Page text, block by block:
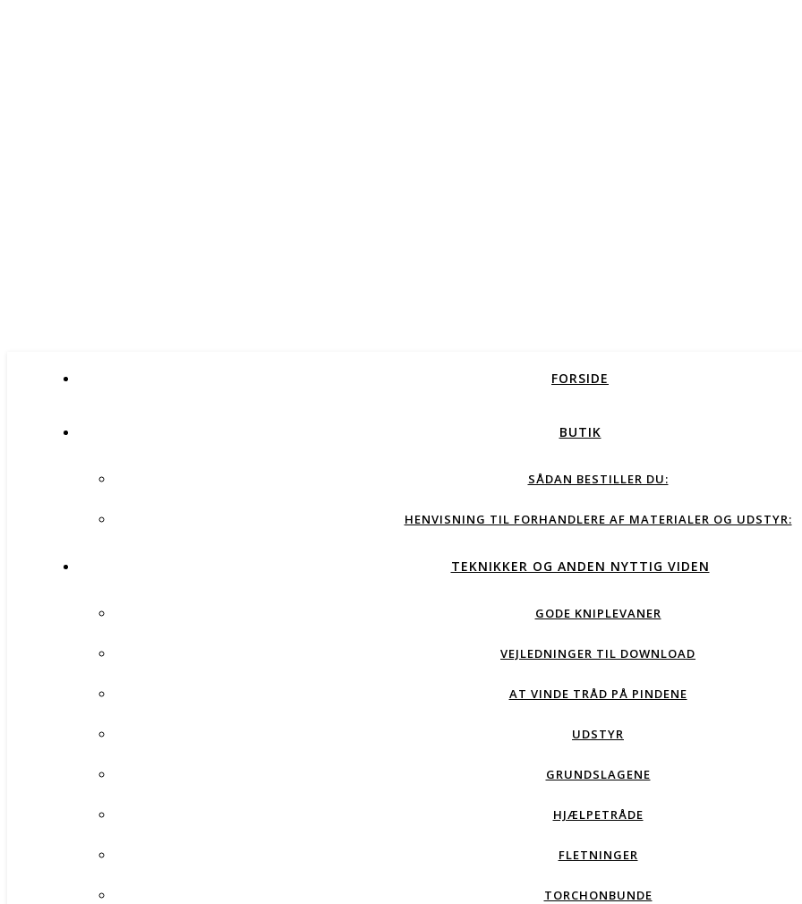
FORSIDE
BUTIK
SÅDAN BESTILLER DU:
HENVISNING TIL FORHANDLERE AF MATERIALER OG UDSTYR:
TEKNIKKER OG ANDEN NYTTIG VIDEN
GODE KNIPLEVANER
VEJLEDNINGER TIL DOWNLOAD
AT VINDE TRÅD PÅ PINDENE
UDSTYR
GRUNDSLAGENE
HJÆLPETRÅDE
FLETNINGER
TORCHONBUNDE